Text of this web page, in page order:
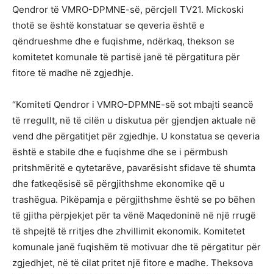
Qendror të VMRO-DPMNE-së, përcjell TV21. Mickoski
thotë se është konstatuar se qeveria është e
qëndrueshme dhe e fuqishme, ndërkaq, thekson se
komitetet komunale të partisë janë të përgatitura për
fitore të madhe në zgjedhje.
“Komiteti Qendror i VMRO-DPMNE-së sot mbajti seancë
të rregullt, në të cilën u diskutua për gjendjen aktuale në
vend dhe përgatitjet për zgjedhje. U konstatua se qeveria
është e stabile dhe e fuqishme dhe se i përmbush
pritshmëritë e qytetarëve, pavarësisht sfidave të shumta
dhe fatkeqësisë së përgjithshme ekonomike që u
trashëgua. Pikëpamja e përgjithshme është se po bëhen
të gjitha përpjekjet për ta vënë Maqedoninë në një rrugë
të shpejtë të rritjes dhe zhvillimit ekonomik. Komitetet
komunale janë fuqishëm të motivuar dhe të përgatitur për
zgjedhjet, në të cilat pritet një fitore e madhe. Theksova